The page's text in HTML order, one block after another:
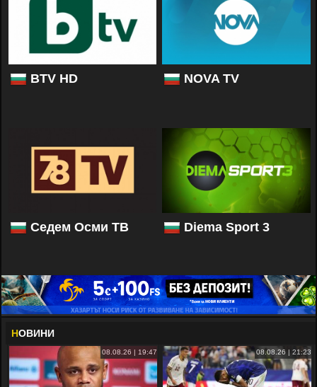
BTV HD NOVA TV
Седем Осми ТВ Diema Sport 3
НОВИНИ
08.08.26 | 19:47 08.08.26 | 21:23